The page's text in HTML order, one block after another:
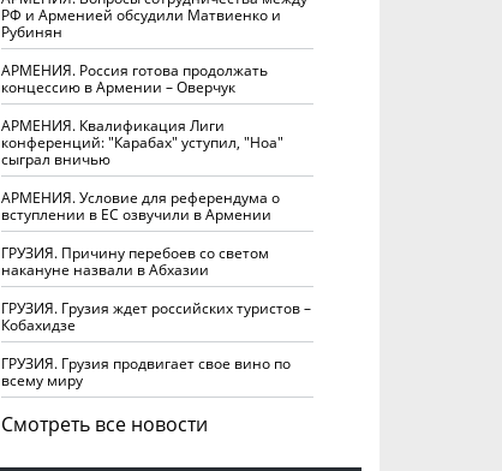
РФ и Арменией обсудили Матвиенко и
Рубинян
АРМЕНИЯ. Россия готова продолжать
концессию в Армении – Оверчук
АРМЕНИЯ. Квалификация Лиги
конференций: "Карабах" уступил, "Ноа"
сыграл вничью
АРМЕНИЯ. Условие для референдума о
вступлении в ЕС озвучили в Армении
ГРУЗИЯ. Причину перебоев со светом
накануне назвали в Абхазии
ГРУЗИЯ. Грузия ждет российских туристов –
Кобахидзе
ГРУЗИЯ. Грузия продвигает свое вино по
всему миру
Смотреть все новости